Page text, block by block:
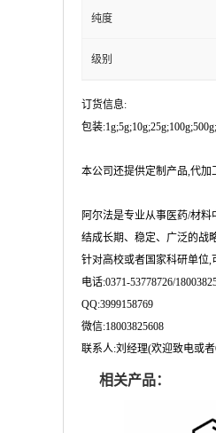
纯度
级别
订货信息:
包装
本公司还提供定制产品,代
阿尔法是专业从事医药/材
结成长期、稳定、广泛的战
针对高校或者国家科研单位
电话:0371-53778726/
QQ:3999158769
微信:18003825608
联系人:刘经理(欢迎致电或
相关产品：